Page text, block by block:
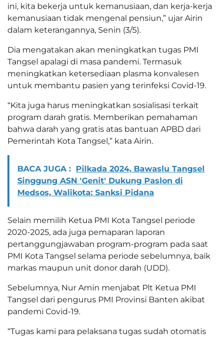
ini, kita bekerja untuk kemanusiaan, dan kerja-kerja
kemanusiaan tidak mengenal pensiun,” ujar Airin
dalam keterangannya, Senin (3/5).
Dia mengatakan akan meningkatkan tugas PMI
Tangsel apalagi di masa pandemi. Termasuk
meningkatkan ketersediaan plasma konvalesen
untuk membantu pasien yang terinfeksi Covid-19.
“Kita juga harus meningkatkan sosialisasi terkait
program darah gratis. Memberikan pemahaman
bahwa darah yang gratis atas bantuan APBD dari
Pemerintah Kota Tangsel,” kata Airin.
BACA JUGA : Pilkada 2024, Bawaslu Tangsel
Singgung ASN 'Genit' Dukung Paslon di
Medsos, Walikota: Sanksi Pidana
Selain memilih Ketua PMI Kota Tangsel periode
2020-2025, ada juga pemaparan laporan
pertanggungjawaban program-program pada saat
PMI Kota Tangsel selama periode sebelumnya, baik
markas maupun unit donor darah (UDD).
Sebelumnya, Nur Amin menjabat Plt Ketua PMI
Tangsel dari pengurus PMI Provinsi Banten akibat
pandemi Covid-19.
“Tugas kami para pelaksana tugas sudah otomatis